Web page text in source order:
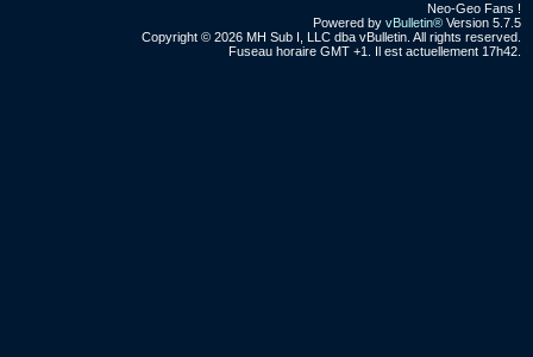
Neo-Geo Fans !
Powered by vBulletin® Version 5.7.5
Copyright © 2026 MH Sub I, LLC dba vBulletin. All rights reserved.
Fuseau horaire GMT +1. Il est actuellement 17h42.